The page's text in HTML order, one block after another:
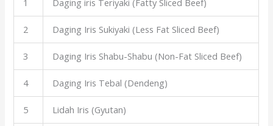
1 Daging iris Teriyaki (Fatty Sliced Beef)
2 Daging Iris Sukiyaki (Less Fat Sliced Beef)
3 Daging Iris Shabu-Shabu (Non-Fat Sliced Beef)
4 Daging Iris Tebal (Dendeng)
5 Lidah Iris (Gyutan)